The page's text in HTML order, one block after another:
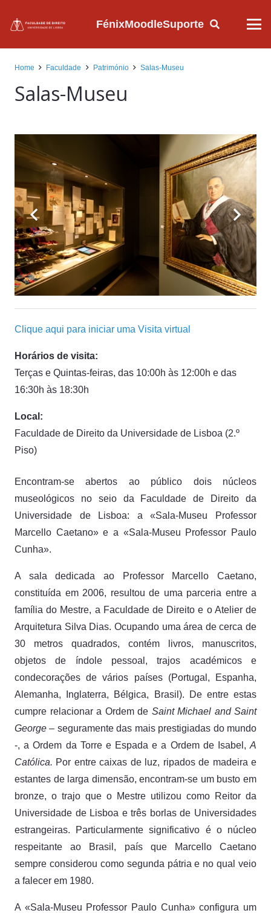
FénixMoodleSuporte
Home Faculdade Património Salas-Museu
Salas-Museu
Clique aqui para iniciar uma Visita virtual
Horários de visita:
Terças e Quintas-feiras, das 10:00h às 12:00h e das
16:30h às 18:30h
Local:
Faculdade de Direito da Universidade de Lisboa (2.º
Piso)
Encontram-se abertos ao público dois núcleos
museológicos no seio da Faculdade de Direito da
Universidade de Lisboa: a «Sala-Museu Professor
Marcello Caetano» e a «Sala-Museu Professor Paulo
Cunha».
A sala dedicada ao Professor Marcello Caetano,
constituída em 2006, resultou de uma parceria entre a
família do Mestre, a Faculdade de Direito e o Atelier de
Arquitetura Silva Dias. Ocupando uma área de cerca de
30 metros quadrados, contém livros, manuscritos,
objetos de índole pessoal, trajos académicos e
condecorações de vários países (Portugal, Espanha,
Alemanha, Inglaterra, Bélgica, Brasil). De entre estas
cumpre relacionar a Ordem de Saint Michael and Saint
George– seguramente das mais prestigiadas do mundo
-, a Ordem da Torre e Espada e a Ordem de Isabel, A
Católica. Por entre caixas de luz, ripados de madeira e
estantes de larga dimensão, encontram-se um busto em
bronze, o trajo que o Mestre utilizou como Reitor da
Universidade de Lisboa e três borlas de Universidades
estrangeiras. Particularmente significativo é o núcleo
respeitante ao Brasil, país que Marcello Caetano
sempre considerou como segunda pátria e no qual veio
a falecer em 1980.
A «Sala-Museu Professor Paulo Cunha» configura um